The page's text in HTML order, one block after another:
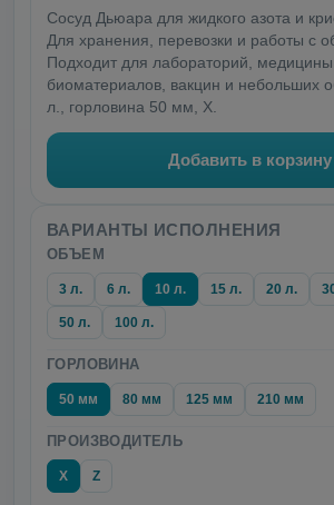
Сосуд Дьюара для жидкого азота и
Для хранения, перевозки и работы с
Подходит для лабораторий,
биоматериалов, вакцин и небольших
л., горловина 50 мм, X.
Добавить в корзину
ВАРИАНТЫ ИСПОЛНЕНИЯ
ОБЪЕМ
3 л. 6 л. 10 л. 15 л. 20 л.
50 л. 100 л.
ГОРЛОВИНА
50 мм 80 мм 125 мм 210 мм
ПРОИЗВОДИТЕЛЬ
X Z